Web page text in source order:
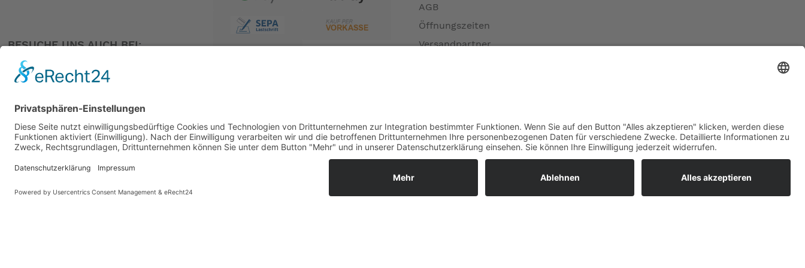
• Großes Fahrgefühl, kompakt in der Größe
• ein überall einsetzbares Fahrrad, das sich zusammenklappen lässt
• Nichts lässt sich so gut falten wie ein Brompton
Wir haben es probegefahren und können nur bestätigen,das Brompton G Line fährt sich einfach komfortabel und das bei nur einem etwas grösseren Packmaß.
Hier die technischen Daten:
Vorbau: klein , mittel oder groß möglich
klein: Personen 152-168 cm
BESUCHE UNS AUCH BEI:
PARTNER
AGB
Öffnungszeiten
Versandpartner
Widerrufsrecht MS
Widerrufsrecht bei Dienstleistungen